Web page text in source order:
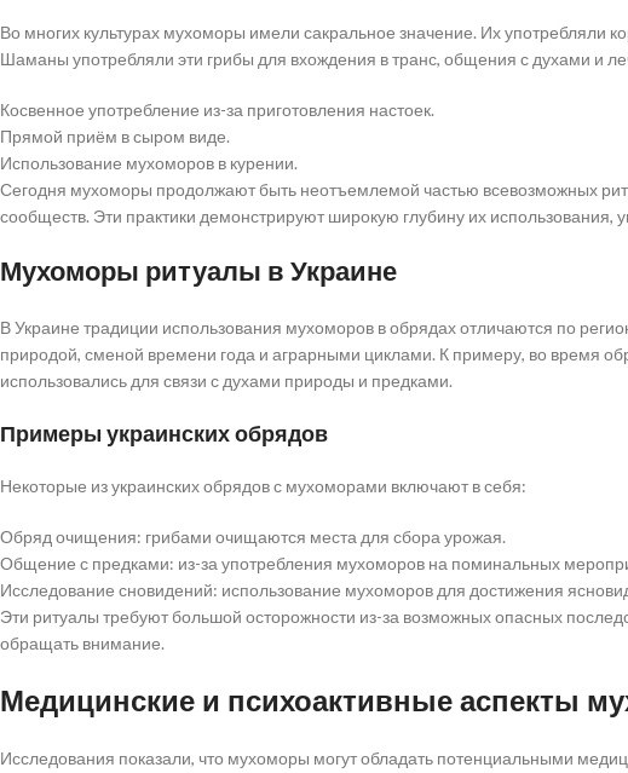
Во многих культурах мухоморы имели сакральное значение. Их употребляли
Шаманы употребляли эти грибы для вхождения в транс, общения с духами и
Косвенное употребление из-за приготовления настоек.
Прямой приём в сыром виде.
Использование мухоморов в курении.
Сегодня мухоморы продолжают быть неотъемлемой частью всевозможных
сообществ. Эти практики демонстрируют широкую глубину их использования,
Мухоморы ритуалы в Украине
В Украине традиции использования мухоморов в обрядах отличаются по
природой, сменой времени года и аграрными циклами. К примеру, во время
использовались для связи с духами природы и предками.
Примеры украинских обрядов
Некоторые из украинских обрядов с мухоморами включают в себя:
Обряд очищения: грибами очищаются места для сбора урожая.
Общение с предками: из-за употребления мухоморов на поминальных
Исследование сновидений: использование мухоморов для достижения
Эти ритуалы требуют большой осторожности из-за возможных опасных
обращать внимание.
Медицинские и психоактивные аспекты
Исследования показали, что мухоморы могут обладать потенциальными